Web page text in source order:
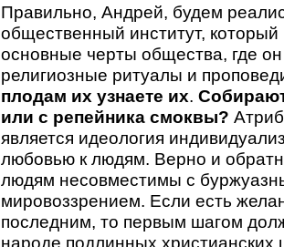
Правильно, Андрей, будем
общественный институт,
основные черты общества, где
религиозные ритуалы и
плодам их узнаете их.
или с репейника смоквы?
является идеология
любовью к людям. Верно и
людям несовместимы с
мировоззрением. Если есть
последним, то первым шагом
народе подлинных христианских